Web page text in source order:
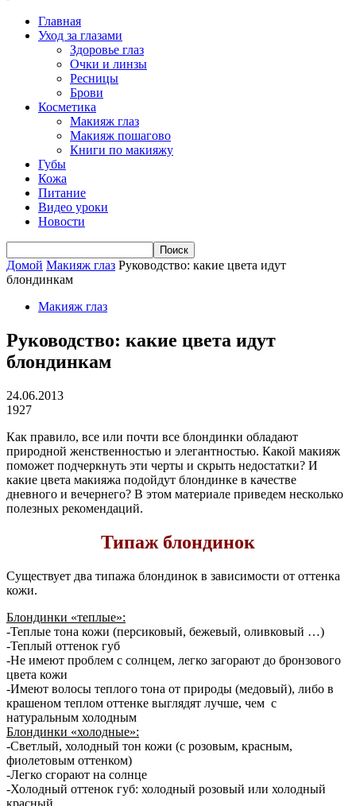
Главная
Уход за глазами
Здоровье глаз
Очки и линзы
Ресницы
Брови
Косметика
Макияж глаз
Макияж пошагово
Книги по макияжу
Губы
Кожа
Питание
Видео уроки
Новости
Домой Макияж глаз Руководство: какие цвета идут
блондинкам
Макияж глаз
Руководство: какие цвета идут
блондинкам
24.06.2013
1927
Как правило, все или почти все блондинки обладают
природной женственностью и элегантностью. Какой макияж
поможет подчеркнуть эти черты и скрыть недостатки? И
какие цвета макияжа подойдут блондинке в качестве
дневного и вечернего? В этом материале приведем несколько
полезных рекомендаций.
Типаж блондинок
Существует два типажа блондинок в зависимости от оттенка
кожи.
Блондинки «теплые»:
-Теплые тона кожи (персиковый, бежевый, оливковый …)
-Теплый оттенок губ
-Не имеют проблем с солнцем, легко загорают до бронзового
цвета кожи
-Имеют волосы теплого тона от природы (медовый), либо в
крашеном теплом оттенке выглядят лучше, чем с
натуральным холодным
Блондинки «холодные»:
-Светлый, холодный тон кожи (с розовым, красным,
фиолетовым оттенком)
-Легко сгорают на солнце
-Холодный оттенок губ: холодный розовый или холодный
красный